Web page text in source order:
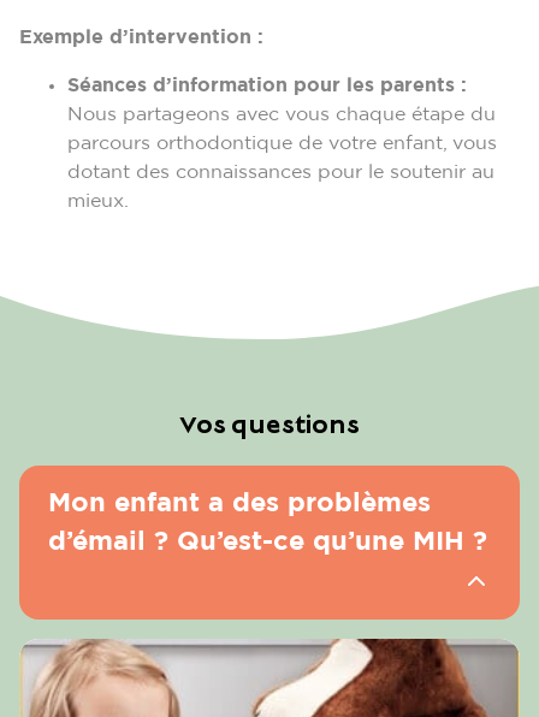
Exemple d’intervention :
Séances d’information pour les parents :
Nous partageons avec vous chaque étape du
parcours orthodontique de votre enfant, vous
dotant des connaissances pour le soutenir au
mieux.
Vos questions
Mon enfant a des problèmes
d’émail ? Qu’est-ce qu’une MIH ?